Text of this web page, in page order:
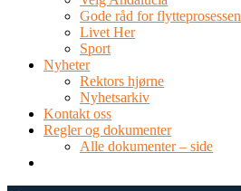
Gode råd for flytteprosessen
Livet Her
Sport
Nyheter
Rektors hjørne
Nyhetsarkiv
Kontakt oss
Regler og dokumenter
Alle dokumenter – side